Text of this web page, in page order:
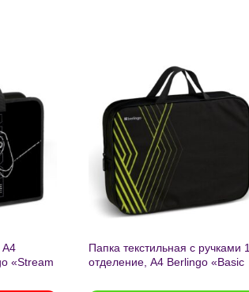
Добавить
в список
А4
«Stream
Добавить
Папка текстильная с ручками 1
отделение, А4 Berlingo «Basic